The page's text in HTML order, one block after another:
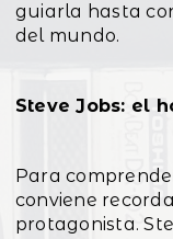
guiarla hasta
del mundo.
Steve Jobs: el
Para
conviene
protagonista.